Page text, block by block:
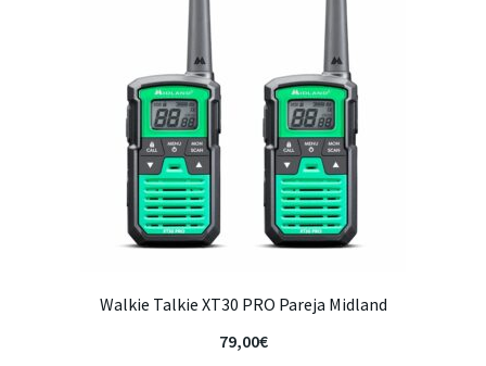
Walkie Talkie XT30 PRO Pareja Midland
79,00€